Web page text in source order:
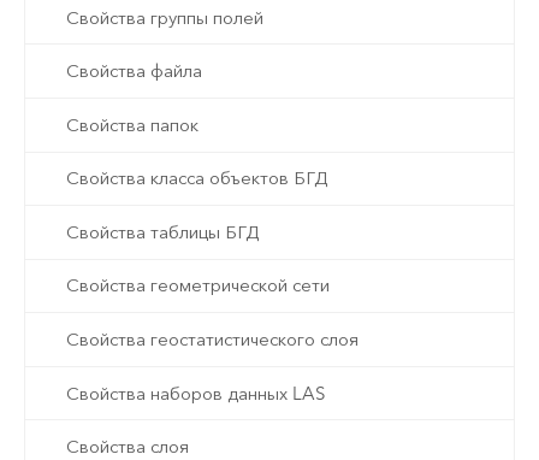
Свойства группы полей
Свойства файла
Свойства папок
Свойства класса объектов БГД
Свойства таблицы БГД
Свойства геометрической сети
Свойства геостатистического слоя
Свойства наборов данных LAS
Свойства слоя